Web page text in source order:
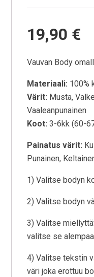
19,90 €
Vauvan Body
Materiaali: 100%
Värit: Musta,
Vaaleanpunainen
Koot: 3-6kk (60-
Painatus värit:
Punainen,
1) Valitse bodyn
2) Valitse bodyn
3) Valitse
valitse se
4) Valitse tekstin
väri joka erottuu